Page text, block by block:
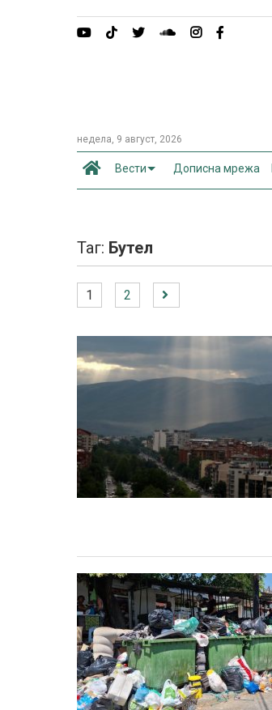
недела, 9 август, 2026
Вести Дописна мрежа
Таг: Бутел
1 2